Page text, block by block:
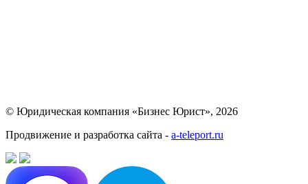
© Юридическая компания «Бизнес Юрист», 2026
Продвижение и разработка сайта - a-teleport.ru